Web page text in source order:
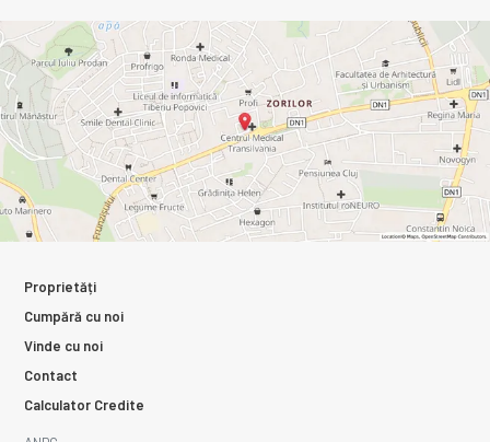
Proprietăți
Cumpără cu noi
Vinde cu noi
Contact
Calculator Credite